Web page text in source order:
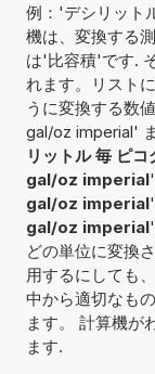
例：'デシリット
機は、変換する
は'比容積'です.
れます。リスト
うに変換する数
gal/oz imperial'
リットル 毎 ピ
gal/oz imperial'
gal/oz imperial'
gal/oz imperial'
どの単位に変換
用するにしても
中から適切なも
ます。 計算機が
ます.